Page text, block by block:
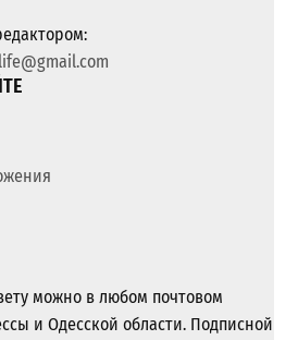
можно в любом почтовом
и Одесской области. Подписной